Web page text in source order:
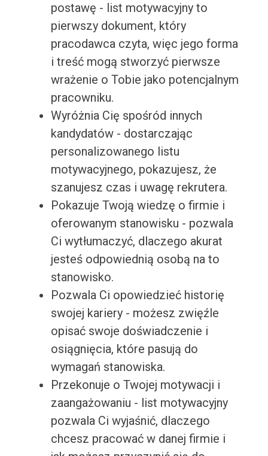
postawę - list motywacyjny to
pierwszy dokument, który
pracodawca czyta, więc jego forma
i treść mogą stworzyć pierwsze
wrażenie o Tobie jako potencjalnym
pracowniku.
Wyróżnia Cię spośród innych
kandydatów - dostarczając
personalizowanego listu
motywacyjnego, pokazujesz, że
szanujesz czas i uwagę rekrutera.
Pokazuje Twoją wiedzę o firmie i
oferowanym stanowisku - pozwala
Ci wytłumaczyć, dlaczego akurat
jesteś odpowiednią osobą na to
stanowisko.
Pozwala Ci opowiedzieć historię
swojej kariery - możesz zwięźle
opisać swoje doświadczenie i
osiągnięcia, które pasują do
wymagań stanowiska.
Przekonuje o Twojej motywacji i
zaangażowaniu - list motywacyjny
pozwala Ci wyjaśnić, dlaczego
chcesz pracować w danej firmie i